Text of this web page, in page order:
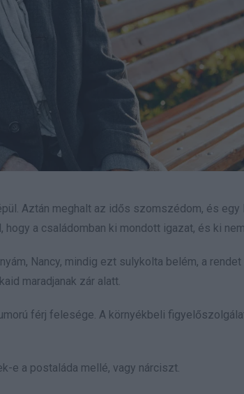
Aztán meghalt az idős szomszédom, és
a családomban ki mondott igazat, és ki
Nancy, mindig ezt sulykolta belém, a
maradjanak zár alatt.
férj felesége. A környékbeli
e a postaláda mellé, vagy nárciszt.